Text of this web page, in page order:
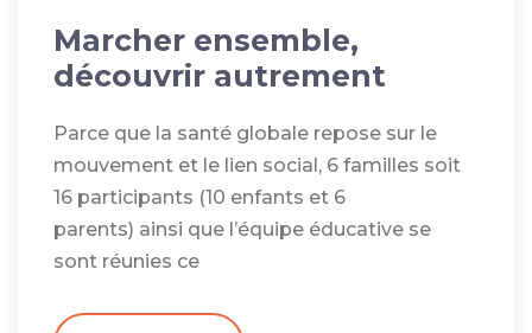
Marcher ensemble,
découvrir autrement
​Parce que la santé globale repose sur le
mouvement et le lien social, 6 familles soit
16 participants (10 enfants et 6
parents) ainsi que l’équipe éducative se
sont réunies ce